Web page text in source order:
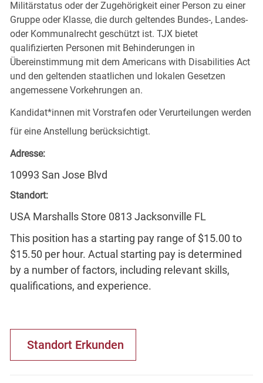
Militärstatus oder der Zugehörigkeit einer Person zu einer
Gruppe oder Klasse, die durch geltendes Bundes-, Landes-
oder Kommunalrecht geschützt ist. TJX bietet
qualifizierten Personen mit Behinderungen in
Übereinstimmung mit dem Americans with Disabilities Act
und den geltenden staatlichen und lokalen Gesetzen
angemessene Vorkehrungen an.
Kandidat*innen mit Vorstrafen oder Verurteilungen werden
für eine Anstellung berücksichtigt.
Adresse:
10993 San Jose Blvd
Standort:
USA Marshalls Store 0813 Jacksonville FL
This position has a starting pay range of $15.00 to
$15.50 per hour. Actual starting pay is determined
by a number of factors, including relevant skills,
qualifications, and experience.
Standort Erkunden